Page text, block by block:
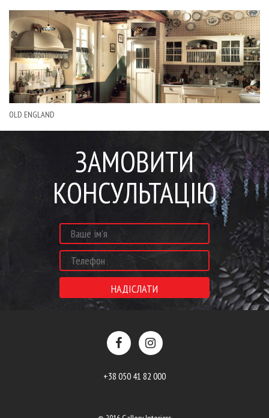
OLD ENGLAND
ЗАМОВИТИ
КОНСУЛЬТАЦІЮ
+38 050 41 82 000